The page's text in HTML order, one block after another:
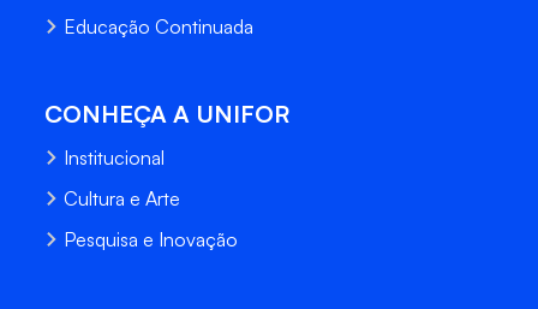
Educação Continuada
CONHEÇA A UNIFOR
Institucional
Cultura e Arte
Pesquisa e Inovação